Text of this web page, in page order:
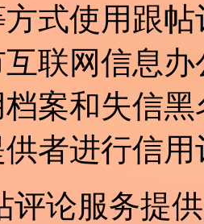
式使用跟
联网信息
案和失信
者进行信用
评论服务提